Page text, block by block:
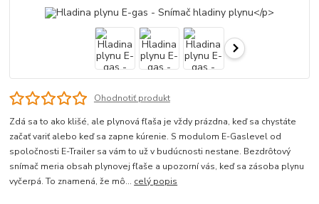
Ohodnotiť produkt
Zdá sa to ako klišé, ale plynová fľaša je vždy prázdna, keď sa chystáte
začať variť alebo keď sa zapne kúrenie. S modulom E-Gaslevel od
spoločnosti E-Trailer sa vám to už v budúcnosti nestane. Bezdrôtový
snímač meria obsah plynovej fľaše a upozorní vás, keď sa zásoba plynu
vyčerpá. To znamená, že mô... celý popis